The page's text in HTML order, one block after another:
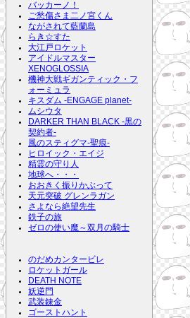
バッカーノ！
ご愁傷さま二ノ宮くん
ながされて藍蘭島
らき☆すた
大江戸ロケット
アイドルマスター
XENOGLOSSIA
機神大戦ギガンティック・フ
ォーミュラ
キスダム -ENGAGE planet-
ムシウタ
DARKER THAN BLACK -黒の
契約者-
風のスティグマ-聖痕-
ヒロイック・エイジ
精霊の守り人
地球へ・・・
おおきく振りかぶって
天元突破 グレンラガン
さよなら絶望先生
鉄子の旅
ゼロの使い魔～双月の騎士
のだめカンタービレ
ロケットガール
DEATH NOTE
妖逆門
武装錬金
ゴーストハント